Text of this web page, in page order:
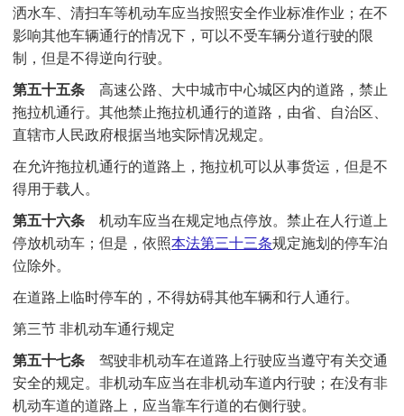
洒水车、清扫车等机动车应当按照安全作业标准作业；在不
影响其他车辆通行的情况下，可以不受车辆分道行驶的限
制，但是不得逆向行驶。
第五十五条高速公路、大中城市中心城区内的道路，禁止
拖拉机通行。其他禁止拖拉机通行的道路，由省、自治区、
直辖市人民政府根据当地实际情况规定。
在允许拖拉机通行的道路上，拖拉机可以从事货运，但是不
得用于载人。
第五十六条机动车应当在规定地点停放。禁止在人行道上
停放机动车；但是，依照本法第三十三条规定施划的停车泊
位除外。
在道路上临时停车的，不得妨碍其他车辆和行人通行。
第三节 非机动车通行规定
第五十七条驾驶非机动车在道路上行驶应当遵守有关交通
安全的规定。非机动车应当在非机动车道内行驶；在没有非
机动车道的道路上，应当靠车行道的右侧行驶。